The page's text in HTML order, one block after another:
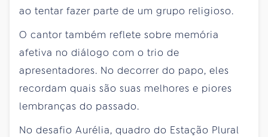
ao tentar fazer parte de um grupo religioso.
O cantor também reflete sobre memória
afetiva no diálogo com o trio de
apresentadores. No decorrer do papo, eles
recordam quais são suas melhores e piores
lembranças do passado.
No desafio Aurélia, quadro do Estação Plural